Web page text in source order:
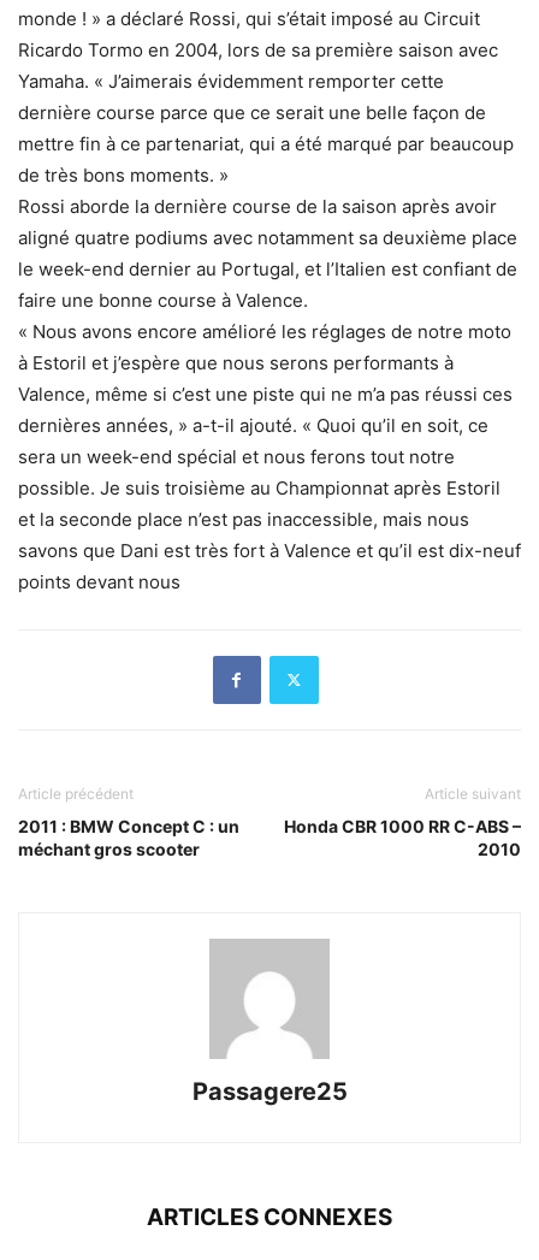
monde ! » a déclaré Rossi, qui s’était imposé au Circuit
Ricardo Tormo en 2004, lors de sa première saison avec
Yamaha. « J’aimerais évidemment remporter cette
dernière course parce que ce serait une belle façon de
mettre fin à ce partenariat, qui a été marqué par beaucoup
de très bons moments. »
Rossi aborde la dernière course de la saison après avoir
aligné quatre podiums avec notamment sa deuxième place
le week-end dernier au Portugal, et l’Italien est confiant de
faire une bonne course à Valence.
« Nous avons encore amélioré les réglages de notre moto
à Estoril et j’espère que nous serons performants à
Valence, même si c’est une piste qui ne m’a pas réussi ces
dernières années, » a-t-il ajouté. « Quoi qu’il en soit, ce
sera un week-end spécial et nous ferons tout notre
possible. Je suis troisième au Championnat après Estoril
et la seconde place n’est pas inaccessible, mais nous
savons que Dani est très fort à Valence et qu’il est dix-neuf
points devant nous
Article précédent
2011 : BMW Concept C : un
méchant gros scooter
Article suivant
Honda CBR 1000 RR C-ABS –
2010
Passagere25
ARTICLES CONNEXES